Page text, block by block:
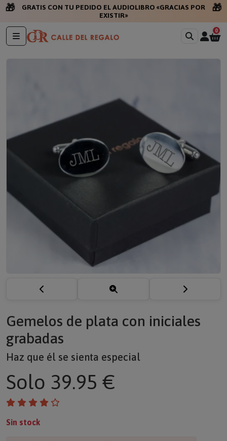
🎁
GRATIS CON TU PEDIDO EL AUDIOLIBRO «GRACIAS POR
EXISTIR»
🎁
0
Gemelos de plata con iniciales
grabadas
Haz que él se sienta especial
Solo 39.95 €
Sin stock